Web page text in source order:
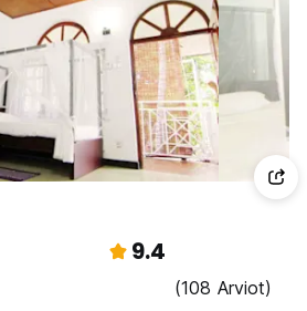
9.4
(108 Arviot)